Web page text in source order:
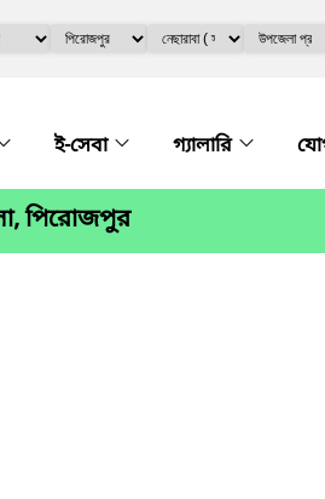
ই-সেবা গ্যালারি
পিরোজপুর